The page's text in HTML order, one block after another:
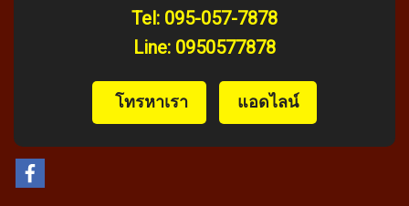
Tel: 095-057-7878
Line: 0950577878
️ โทรหาเรา แอดไลน์